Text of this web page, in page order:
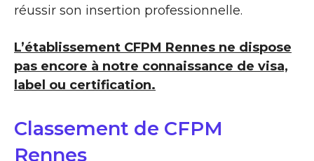
réussir son insertion professionnelle.
L’établissement CFPM Rennes ne dispose
pas encore à notre connaissance de visa,
label ou certification.
Classement de CFPM
Rennes